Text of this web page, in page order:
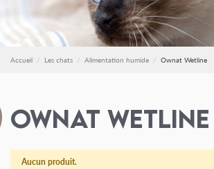
Accueil Les chats Alimentation humide Ownat Wetline
Ownat Wetline
Aucun produit.